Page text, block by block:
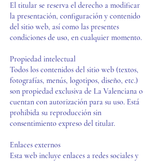
El titular se reserva el derecho a modificar
la presentación, configuración y contenido
del sitio web, así como las presentes
condiciones de uso, en cualquier momento.
Propiedad intelectual
Todos los contenidos del sitio web (textos,
fotografías, menús, logotipos, diseño, etc.)
son propiedad exclusiva de La Valenciana o
cuentan con autorización para su uso. Está
prohibida su reproducción sin
consentimiento expreso del titular.
Enlaces externos
Esta web incluye enlaces a redes sociales y